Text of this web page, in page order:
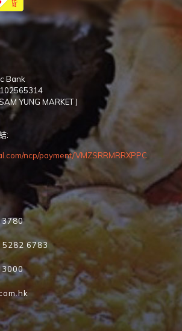
Bank
102565314
YUNG MARKET )
:
ncp/payment/VMZSRRMRRXPPC
3780
6783
3000